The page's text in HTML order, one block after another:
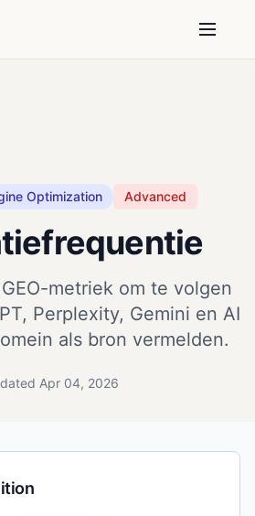
Optimization Advanced
metriek om te volgen
Perplexity, Gemini en AI
als bron vermelden.
Apr 04, 2026